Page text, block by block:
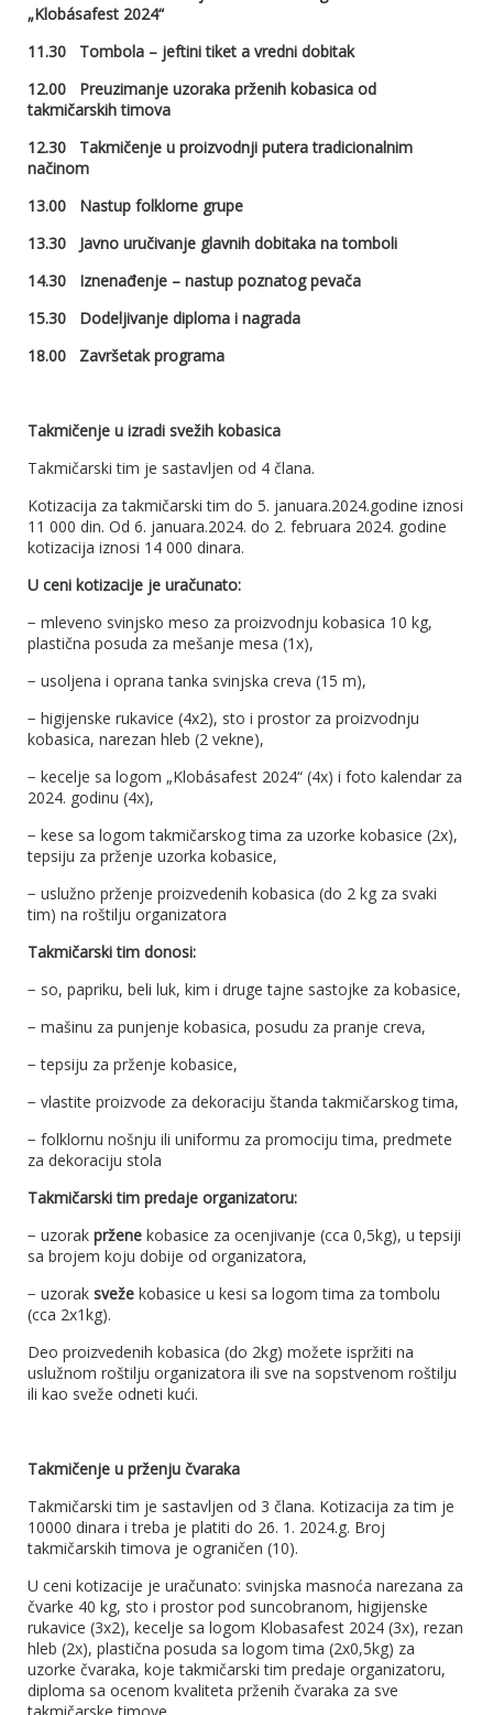
„Klobásafest 2024“
11.30 Tombola – jeftini tiket a vredni dobitak
12.00 Preuzimanje uzoraka prženih kobasica od
takmičarskih timova
12.30 Takmičenje u proizvodnji putera tradicionalnim
načinom
13.00 Nastup folklorne grupe
13.30 Javno uručivanje glavnih dobitaka na tomboli
14.30 Iznenađenje – nastup poznatog pevača
15.30 Dodeljivanje diploma i nagrada
18.00 Završetak programa
Takmičenje u izradi svežih kobasica
Takmičarski tim je sastavljen od 4 člana.
Kotizacija za takmičarski tim do 5. januara.2024.godine iznosi
11 000 din. Od 6. januara.2024. do 2. februara 2024. godine
kotizacija iznosi 14 000 dinara.
U ceni kotizacije je uračunato:
− mleveno svinjsko meso za proizvodnju kobasica 10 kg,
plastična posuda za mešanje mesa (1x),
− usoljena i oprana tanka svinjska creva (15 m),
− higijenske rukavice (4x2), sto i prostor za proizvodnju
kobasica, narezan hleb (2 vekne),
− kecelje sa logom „Klobásafest 2024“ (4x) i foto kalendar za
2024. godinu (4x),
− kese sa logom takmičarskog tima za uzorke kobasice (2x),
tepsiju za prženje uzorka kobasice,
− uslužno prženje proizvedenih kobasica (do 2 kg za svaki
tim) na roštilju organizatora
Takmičarski tim donosi:
− so, papriku, beli luk, kim i druge tajne sastojke za kobasice,
− mašinu za punjenje kobasica, posudu za pranje creva,
− tepsiju za prženje kobasice,
− vlastite proizvode za dekoraciju štanda takmičarskog tima,
− folklornu nošnju ili uniformu za promociju tima, predmete
za dekoraciju stola
Takmičarski tim predaje organizatoru:
− uzorak pržene kobasice za ocenjivanje (cca 0,5kg), u tepsiji
sa brojem koju dobije od organizatora,
− uzorak sveže kobasice u kesi sa logom tima za tombolu
(cca 2x1kg).
Deo proizvedenih kobasica (do 2kg) možete ispržiti na
uslužnom roštilju organizatora ili sve na sopstvenom roštilju
ili kao sveže odneti kući.
Takmičenje u prženju čvaraka
Takmičarski tim je sastavljen od 3 člana. Kotizacija za tim je
10000 dinara i treba je platiti do 26. 1. 2024.g. Broj
takmičarskih timova je ograničen (10).
U ceni kotizacije je uračunato: svinjska masnoća narezana za
čvarke 40 kg, sto i prostor pod suncobranom, higijenske
rukavice (3x2), kecelje sa logom Klobasafest 2024 (3x), rezan
hleb (2x), plastična posuda sa logom tima (2x0,5kg) za
uzorke čvaraka, koje takmičarski tim predaje organizatoru,
diploma sa ocenom kvaliteta prženih čvaraka za sve
takmičarske timove.